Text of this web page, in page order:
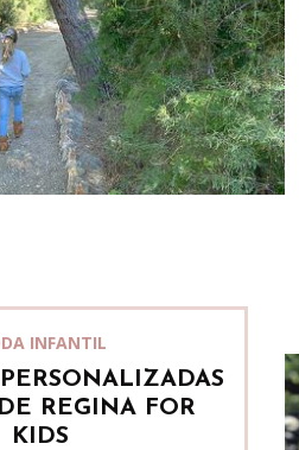
INFANTIL
REGINA FOR
KIDS